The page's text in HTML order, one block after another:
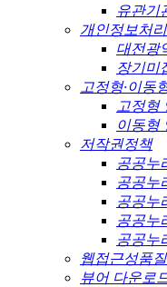
유관기
개인정보처
대전광
장기미
고정형·이동
고정형
이동형
저작권정책
공공누
공공누
공공누
공공누
공공누
웹접근성품
뷰어 다운로